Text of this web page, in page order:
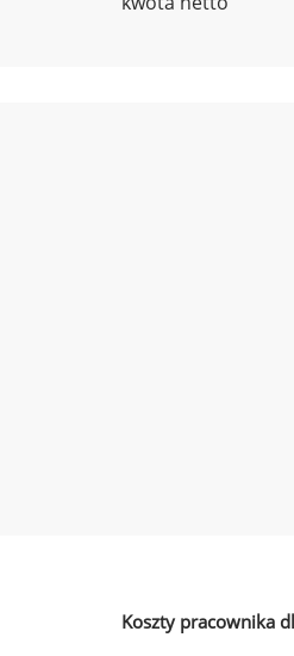
Koszty pracownika